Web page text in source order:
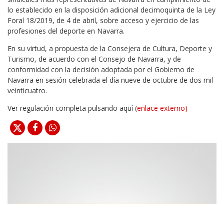
lo establecido en la disposición adicional decimoquinta de la Ley
Foral 18/2019, de 4 de abril, sobre acceso y ejercicio de las
profesiones del deporte en Navarra.
En su virtud, a propuesta de la Consejera de Cultura, Deporte y
Turismo, de acuerdo con el Consejo de Navarra, y de
conformidad con la decisión adoptada por el Gobierno de
Navarra en sesión celebrada el día nueve de octubre de dos mil
veinticuatro.
Ver regulación completa pulsando aquí (enlace externo)